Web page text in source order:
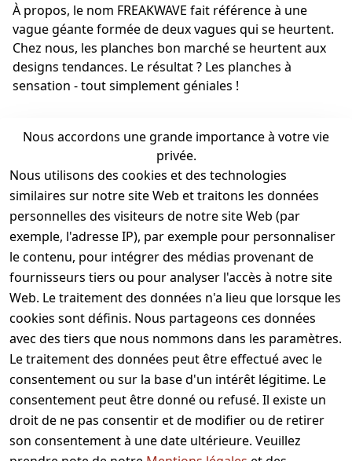
À propos, le nom FREAKWAVE fait référence à une
vague géante formée de deux vagues qui se heurtent.
Chez nous, les planches bon marché se heurtent aux
designs tendances. Le résultat ? Les planches à
sensation - tout simplement géniales !
Nous vous souhaitons beaucoup de plaisir
Votre équipe FREAKWAVE
Nous accordons une grande importance à votre vie
privée.
Nous utilisons des cookies et des technologies
similaires sur notre site Web et traitons les données
personnelles des visiteurs de notre site Web (par
exemple, l'adresse IP), par exemple pour personnaliser
le contenu, pour intégrer des médias provenant de
fournisseurs tiers ou pour analyser l'accès à notre site
Web. Le traitement des données n'a lieu que lorsque les
cookies sont définis. Nous partageons ces données
avec des tiers que nous nommons dans les paramètres.
Le traitement des données peut être effectué avec le
consentement ou sur la base d'un intérêt légitime. Le
consentement peut être donné ou refusé. Il existe un
droit de ne pas consentir et de modifier ou de retirer
son consentement à une date ultérieure. Veuillez
Commandé
aujourd'hui, livré
demain
Retours sous 100
jours
Livraison gratuite à
partir de CHF 35.00
Service
clientèle
Vous avez
des
questions
? Envoyez-
Informations
À propos
de nous
CGV
Mentions
Acheter
Modes de
paiement
Informations
de livraison
Modes de
paiement